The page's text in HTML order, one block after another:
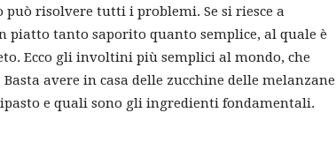
può risolvere tutti i problemi. Se si riesce a
piatto tanto saporito quanto semplice, al quale è
Ecco gli involtini più semplici al mondo, che
avere in casa delle zucchine delle melanzane
e quali sono gli ingredienti fondamentali.